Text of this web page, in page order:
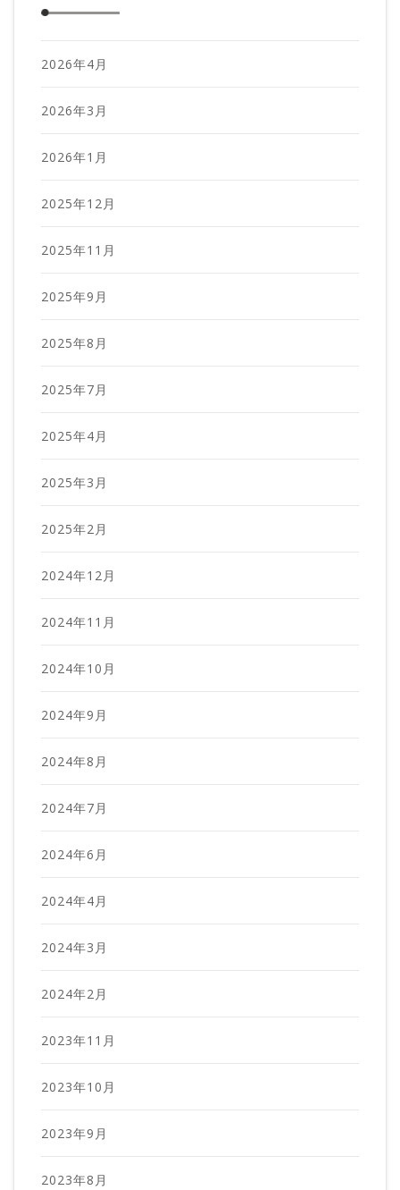
2026年4月
2026年3月
2026年1月
2025年12月
2025年11月
2025年9月
2025年8月
2025年7月
2025年4月
2025年3月
2025年2月
2024年12月
2024年11月
2024年10月
2024年9月
2024年8月
2024年7月
2024年6月
2024年4月
2024年3月
2024年2月
2023年11月
2023年10月
2023年9月
2023年8月